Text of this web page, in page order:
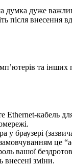
думка дуже
після
та
Ethernet-кабель
у браузері
це
вашої
внесені зміни.